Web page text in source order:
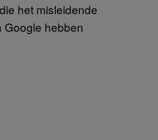
het misleidende
Google hebben